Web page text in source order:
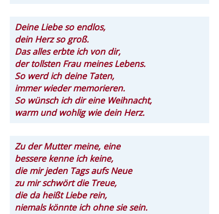
Deine Liebe so endlos,
dein Herz so groß.
Das alles erbte ich von dir,
der tollsten Frau meines Lebens.
So werd ich deine Taten,
immer wieder memorieren.
So wünsch ich dir eine Weihnacht,
warm und wohlig wie dein Herz.
Zu der Mutter meine, eine
bessere kenne ich keine,
die mir jeden Tags aufs Neue
zu mir schwört die Treue,
die da heißt Liebe rein,
niemals könnte ich ohne sie sein.